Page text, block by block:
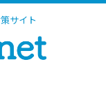
サイト